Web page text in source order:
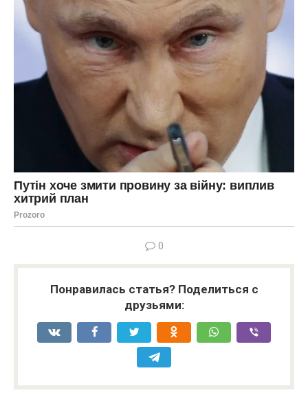
0
Понравилась статья? Поделиться с
друзьями: